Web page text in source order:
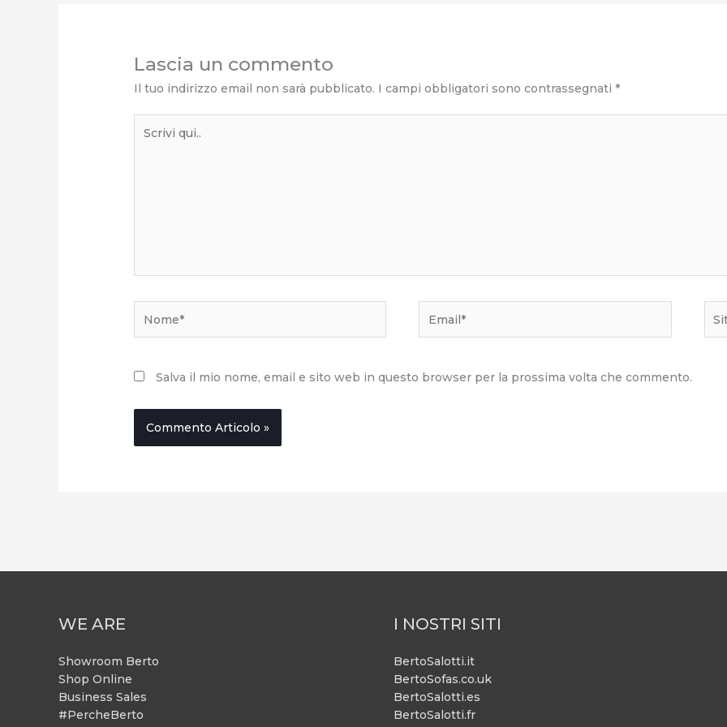
Lascia un commento
Il tuo indirizzo email non sarà pubblicato. I campi obbligatori sono contrassegnati *
qui..
Salva il mio nome, email e sito web in questo browser per la prossima volta che commento.
WE ARE
Showroom Berto
Shop Online
Business Sales
#PercheBerto
I NOSTRI SITI
BertoSalotti.it
BertoSofas.co.uk
BertoSalotti.es
BertoSalotti.fr